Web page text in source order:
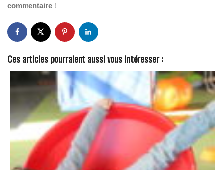
commentaire !
Ces articles pourraient aussi vous intéresser :